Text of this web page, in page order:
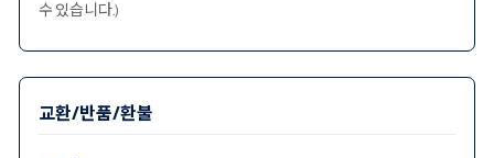
수 있습니다.)
교환/반품/환불